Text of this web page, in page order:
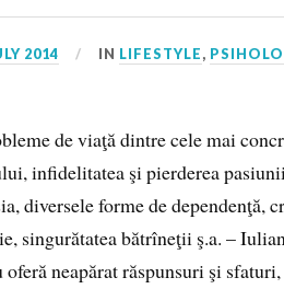
2014 IN LIFESTYLE,
de viaţă dintre cele mai
infidelitatea şi pierderea
diversele forme de dependenţă,
singurătatea bătrîneţii ş.a. –
neapărat răspunsuri şi